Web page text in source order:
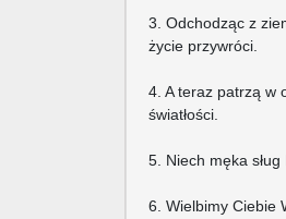
3. Odchodząc z
życie przywróci.
4. A teraz patrzą w
światłości.
5. Niech męka
6. Wielbimy Ciebie